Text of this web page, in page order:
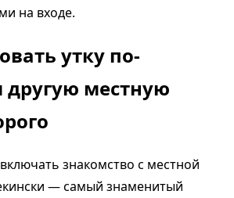
на входе.
утку по-
другую местную
знакомство с местной
— самый знаменитый